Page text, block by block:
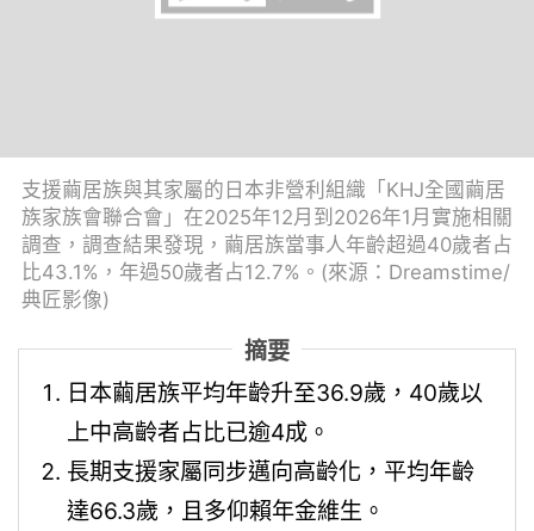
支援繭居族與其家屬的日本非營利組織「KHJ全國繭居
族家族會聯合會」在2025年12月到2026年1月實施相關
調查，調查結果發現，繭居族當事人年齡超過40歲者占
比43.1%，年過50歲者占12.7%。(來源：Dreamstime/
典匠影像)
摘要
日本繭居族平均年齡升至36.9歲，40歲以
上中高齡者占比已逾4成。
長期支援家屬同步邁向高齡化，平均年齡
達66.3歲，且多仰賴年金維生。